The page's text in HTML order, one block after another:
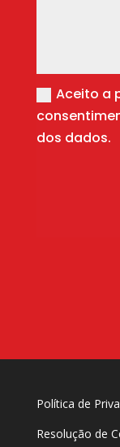
Aceito a
dos dados.
Política de
Resolução de